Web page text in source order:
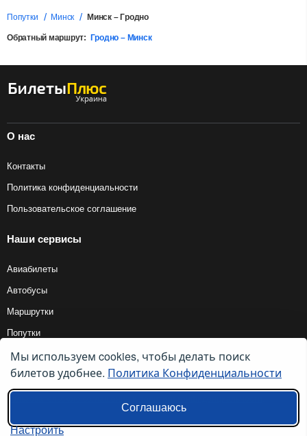
Попутки Минск Минск – Гродно
Обратный маршрут: Гродно – Минск
О нас
Контакты
Политика конфиденциальности
Пользовательское соглашение
Наши сервисы
Авиабилеты
Автобусы
Маршрутки
Попутки
© 2012 — 2026, Biletyplus, ООО «Инновэйтив Трэвел Текнолоджиз». Все
права защищены. Использование этого сайта означает принятие правил
Мы используем cookies, чтобы делать поиск
билетов удобнее. Политика Конфиденциальности
Соглашаюсь
Настроить